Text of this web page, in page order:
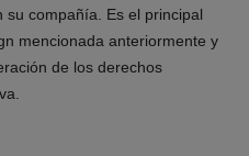
compañía. Es el principal
mencionada anteriormente y
de los derechos